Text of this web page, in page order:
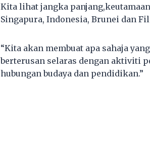
Kita lihat jangka
Singapura, Indonesia, Brunei dan
“Kita akan membuat apa sahaja
berterusan selaras dengan aktiviti
hubungan budaya dan pendidikan.”